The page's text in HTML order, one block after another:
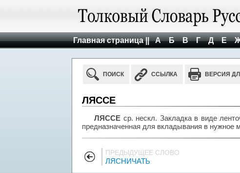
Главная страница || А Б В Г Д Е
ПОИСК ССЫЛКА ВЕРСИЯ
ЛЯССЕ
ЛЯССЕ ср. нескл. Закладка в виде
предназначенная для вкладывания в нужное
ПРЕДЫДУЩЕЕ СЛОВО
ЛЯСНИЧАТЬ